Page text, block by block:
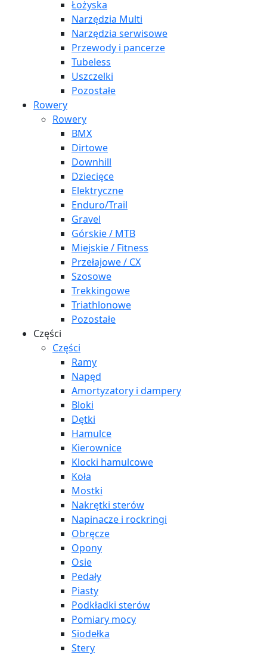
Łożyska
Narzędzia Multi
Narzędzia serwisowe
Przewody i pancerze
Tubeless
Uszczelki
Pozostałe
Rowery
Rowery
BMX
Dirtowe
Downhill
Dziecięce
Elektryczne
Enduro/Trail
Gravel
Górskie / MTB
Miejskie / Fitness
Przełajowe / CX
Szosowe
Trekkingowe
Triathlonowe
Pozostałe
Części
Części
Ramy
Napęd
Amortyzatory i dampery
Bloki
Dętki
Hamulce
Kierownice
Klocki hamulcowe
Koła
Mostki
Nakrętki sterów
Napinacze i rockringi
Obręcze
Opony
Osie
Pedały
Piasty
Podkładki sterów
Pomiary mocy
Siodełka
Stery